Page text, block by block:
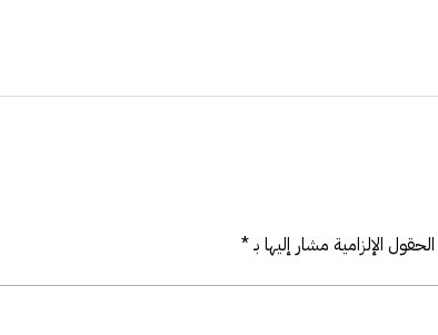
الحقول الإلزامية مشار إليها بـ*